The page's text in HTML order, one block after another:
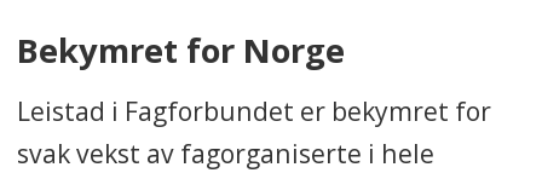
Bekymret for Norge
Leistad i Fagforbundet er bekymret for
svak vekst av fagorganiserte i hele